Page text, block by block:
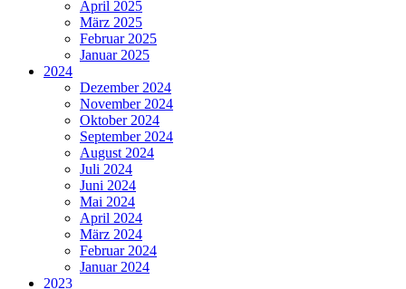
April 2025
März 2025
Februar 2025
Januar 2025
2024
Dezember 2024
November 2024
Oktober 2024
September 2024
August 2024
Juli 2024
Juni 2024
Mai 2024
April 2024
März 2024
Februar 2024
Januar 2024
2023